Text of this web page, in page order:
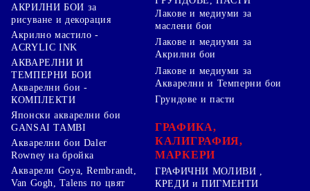
АКРИЛНИ БОИ за
рисуване и декорация
Акрилно мастило -
ACRYLIC INK
АКВАРЕЛНИ И
ТЕМПЕРНИ БОИ
Акварелни бои -
КОМПЛЕКТИ
Японски акварелни бои
GANSAI TAMBI
Акварелни бои Daler
Rowney на бройка
Акварели Goya, Rembrandt,
Van Gogh, Talens по цвят
Лакове и медиуми за
маслени бои
Лакове и медиуми за
Акрилни бои
Лакове и медиуми за
Акварелни и Темперни бои
Грундове и пасти
ГРАФИКА,
КАЛИГРАФИЯ,
МАРКЕРИ
ГРАФИЧНИ МОЛИВИ ,
КРЕДИ и ПИГМЕНТИ